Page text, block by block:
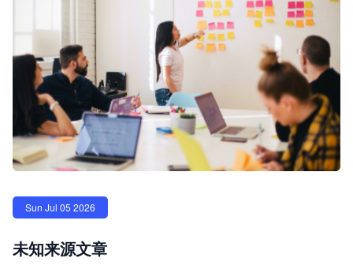
Sun Jul 05 2026
未知来源文章